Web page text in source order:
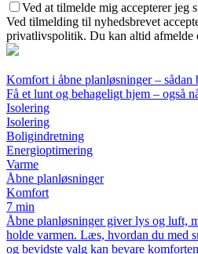
Ved at tilmelde mig accepterer jeg
Ved tilmelding til nyhedsbrevet
privatlivspolitik. Du kan altid afmelde
Komfort i åbne planløsninger – sådan
Få et lunt og behageligt hjem – også
Isolering
Isolering
Boligindretning
Energioptimering
Varme
Åbne planløsninger
Komfort
7 min
Åbne planløsninger giver lys og luft,
holde varmen. Læs, hvordan du med
og bevidste valg kan bevare